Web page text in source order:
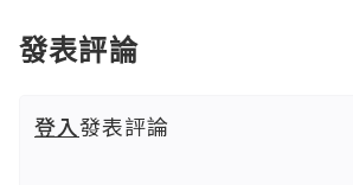
發表評論
登入發表評論